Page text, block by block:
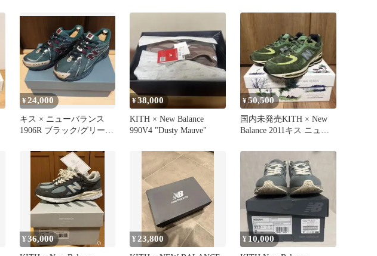
¥24,000
キス × ニューバランス
1906R ブラック/グリーン
¥38,000
KITH × New Balance
990V4 "Dusty Mauve"
¥50,500
国内未発売KITH × New
Balance 2011キス ニュー
¥36,000 ¥ 23,800 ¥ 10,000